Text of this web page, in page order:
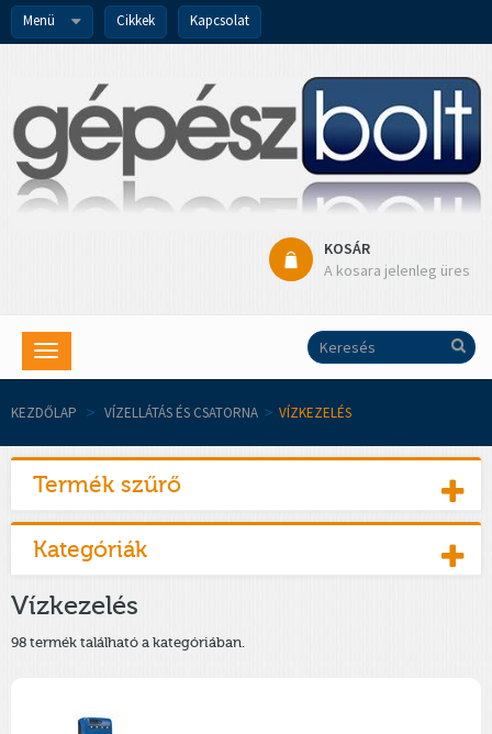
Menü Cikkek Kapcsolat
KOSÁR
A kosara jelenleg üres
Toggle
navigation
KEZDŐLAP > VÍZELLÁTÁS ÉS CSATORNA > VÍZKEZELÉS
Termék szűrő
Kategóriák
Vízkezelés
98 termék található a kategóriában.